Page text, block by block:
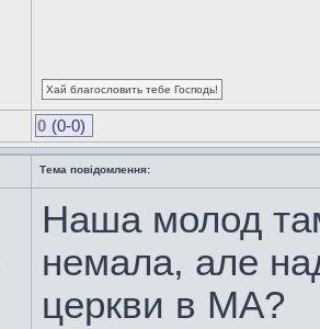
Хай благословить тебе Господь!
0 (0-0)
Тема повідомлення:
Наша молод
немала, але
церкви в МА?